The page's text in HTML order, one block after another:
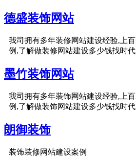
德盛装饰网站
我司拥有多年装修网站建设经验,上
例,了解做装修网站建设多少钱找时代
墨竹装饰网站
我司拥有多年装饰网站建设经验,上
例,了解做装饰网站建设多少钱找时代
朗御装饰
装饰装修网站建设案例